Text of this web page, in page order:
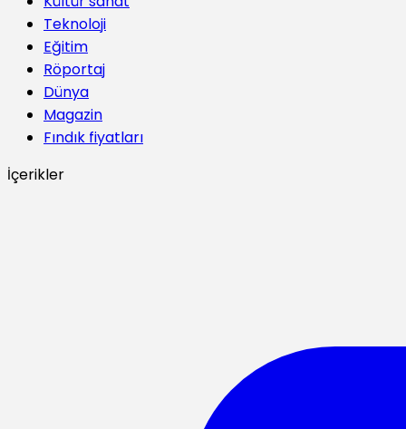
Teknoloji
Eğitim
Röportaj
Dünya
Magazin
Fındık fiyatları
İçerikler